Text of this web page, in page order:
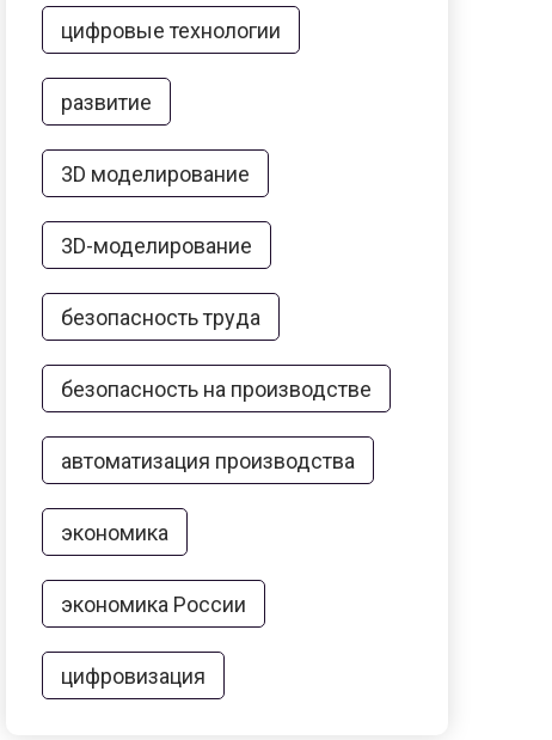
цифровые технологии
развитие
3D моделирование
3D-моделирование
безопасность труда
безопасность на производстве
автоматизация производства
экономика
экономика России
цифровизация